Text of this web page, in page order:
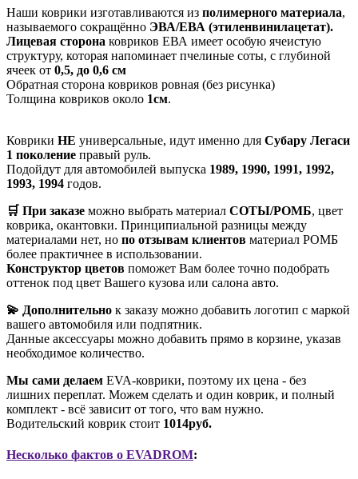
Наши коврики изготавливаются из полимерного материала,
называемого сокращённо ЭВА/ЕВА (этиленвинилацетат).
Лицевая сторона ковриков ЕВА имеет особую ячеистую
структуру, которая напоминает пчелиные соты, с глубиной
ячеек от 0,5, до 0,6 см
Обратная сторона ковриков ровная (без рисунка)
Толщина ковриков около 1см.
Коврики НЕ универсальные, идут именно для Субару Легаси
1 поколение правый руль.
Подойдут для автомобилей выпуска 1989, 1990, 1991, 1992,
1993, 1994 годов.
🛒 При заказе можно выбрать материал СОТЫ/РОМБ, цвет
коврика, окантовки. Принципиальной разницы между
материалами нет, но по отзывам клиентов материал РОМБ
более практичнее в использовании.
Конструктор цветов поможет Вам более точно подобрать
оттенок под цвет Вашего кузова или салона авто.
💫 Дополнительно к заказу можно добавить логотип с маркой
вашего автомобиля или подпятник.
Данные аксессуары можно добавить прямо в корзине, указав
необходимое количество.
Мы сами делаем EVA-коврики, поэтому их цена - без
лишних переплат. Можем сделать и один коврик, и полный
комплект - всё зависит от того, что вам нужно.
Водительский коврик стоит 1014руб.
Несколько фактов о EVADROM: